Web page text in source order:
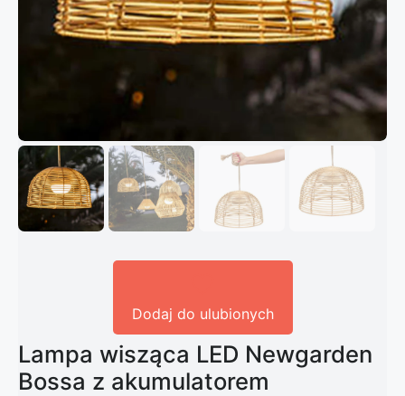
Dodaj do ulubionych
Lampa wisząca LED Newgarden
Bossa z akumulatorem